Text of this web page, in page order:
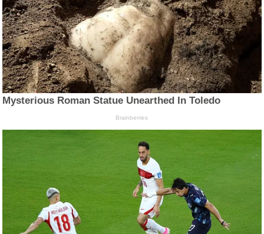
Mysterious Roman Statue Unearthed In Toledo
Brainberries